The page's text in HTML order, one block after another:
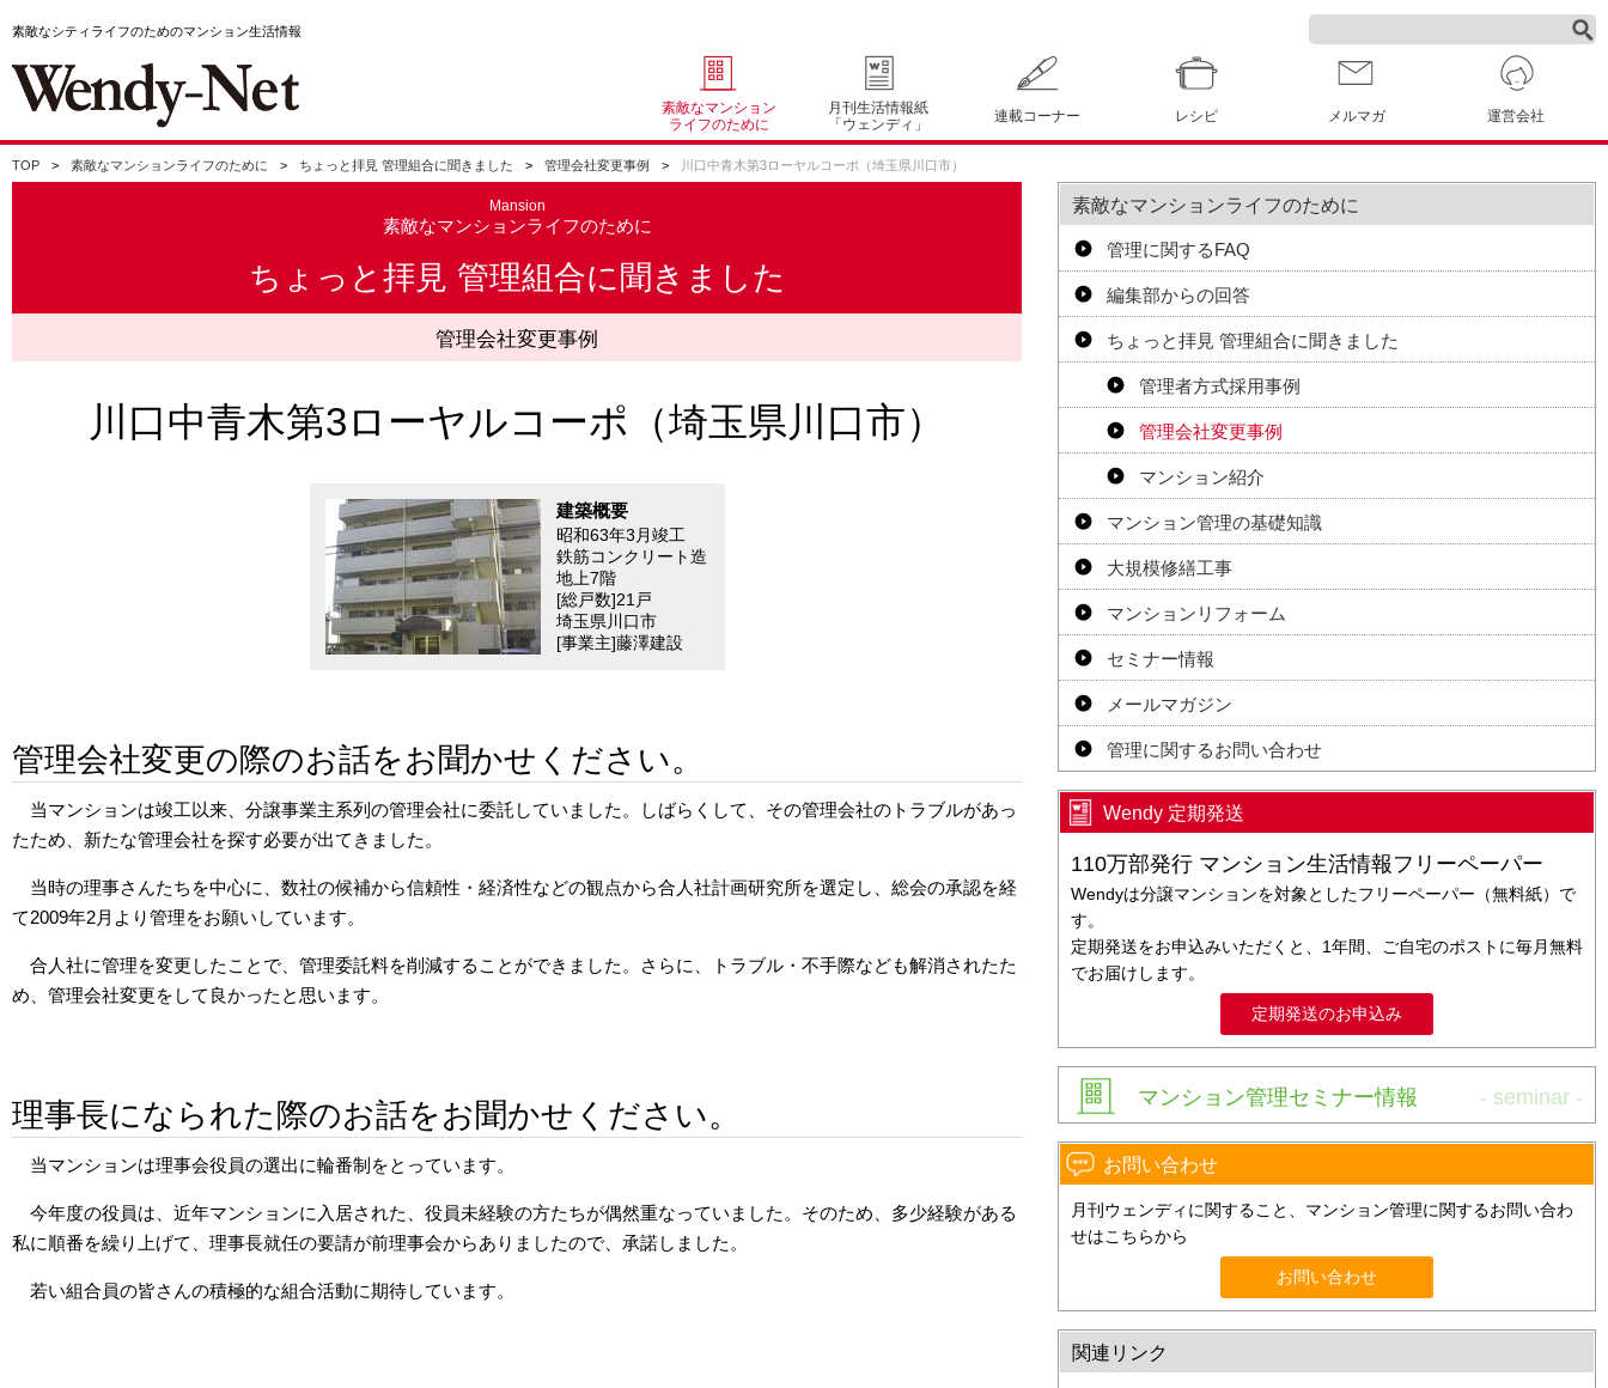
素敵なシティライフのためのマンション生活情報
素敵なマンション
ライフのために
月刊生活情報紙
「ウェンディ」
連載コーナー レシピ メルマガ 運営会社
TOP 素敵なマンションライフのために ちょっと拝見 管理組合に聞きました 管理会社変更事例 川口中青木第3ローヤルコーポ（埼玉県川口市）
Mansion
素敵なマンションライフのために
ちょっと拝見 管理組合に聞きました
管理会社変更事例
川口中青木第3ローヤルコーポ（埼玉県川口市）
建築概要
昭和63年3月竣工
鉄筋コンクリート造
地上7階
[総戸数]21戸
埼玉県川口市
[事業主]藤澤建設
管理会社変更の際のお話をお聞かせください。
当マンションは竣工以来、分譲事業主系列の管理会社に委託していました。しばらくして、その管理会社のトラブルがあっ
たため、新たな管理会社を探す必要が出てきました。
当時の理事さんたちを中心に、数社の候補から信頼性・経済性などの観点から合人社計画研究所を選定し、総会の承認を経
て2009年2月より管理をお願いしています。
合人社に管理を変更したことで、管理委託料を削減することができました。さらに、トラブル・不手際なども解消されたた
め、管理会社変更をして良かったと思います。
理事長になられた際のお話をお聞かせください。
当マンションは理事会役員の選出に輪番制をとっています。
今年度の役員は、近年マンションに入居された、役員未経験の方たちが偶然重なっていました。そのため、多少経験がある
私に順番を繰り上げて、理事長就任の要請が前理事会からありましたので、承諾しました。
若い組合員の皆さんの積極的な組合活動に期待しています。
素敵なマンションライフのために
管理に関するFAQ
編集部からの回答
ちょっと拝見 管理組合に聞きました
管理者方式採用事例
管理会社変更事例
マンション紹介
マンション管理の基礎知識
大規模修繕工事
マンションリフォーム
セミナー情報
メールマガジン
管理に関するお問い合わせ
Wendy 定期発送
110万部発行 マンション生活情報フリーペーパー
Wendyは分譲マンションを対象としたフリーペーパー（無料紙）で
す。
定期発送をお申込みいただくと、1年間、ご自宅のポストに毎月無料
でお届けします。
定期発送のお申込み
マンション管理セミナー情報
お問い合わせ
月刊ウェンディに関すること、マンション管理に関するお問い合わ
せはこちらから
お問い合わせ
関連リンク